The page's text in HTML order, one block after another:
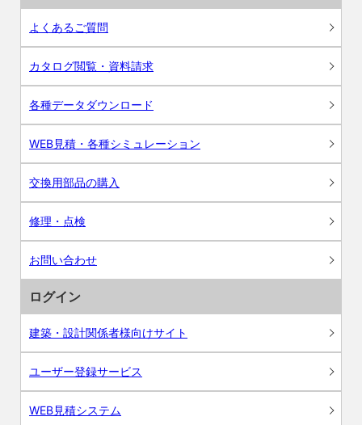
よくあるご質問
カタログ閲覧・資料請求
各種データダウンロード
WEB見積・各種シミュレーション
交換用部品の購入
修理・点検
お問い合わせ
ログイン
建築・設計関係者様向けサイト
ユーザー登録サービス
WEB見積システム